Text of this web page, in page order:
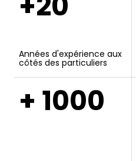
Années d'expérience aux
côtés des particuliers
+ 1000